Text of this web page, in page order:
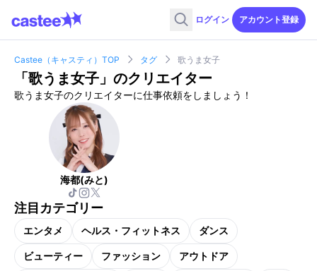
ログイン アカウント登録
Castee（キャスティ）TOP タグ 歌うま女子
「歌うま女子 」のクリエイター
歌うま女子のクリエイターに仕事依頼をしましょう！
海都(みと)
注目カテゴリー
エンタメ ヘルス・フィットネス ダンス
ビューティー ファッション アウトドア